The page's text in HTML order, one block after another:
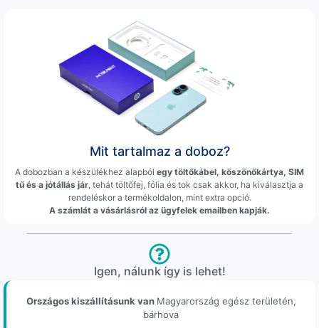
Mit tartalmaz a doboz?
A dobozban a készülékhez alapból egy töltőkábel, köszönőkártya, SIM
tű és a jótállás jár , tehát töltőfej, fólia és tok csak akkor, ha kiválasztja a
rendeléskor a termékoldalon, mint extra opció.
A számlát a vásárlásról az ügyfelek emailben kapják.
Igen, nálunk így is lehet!
Országos kiszállításunk van Magyarország egész területén,
bárhova